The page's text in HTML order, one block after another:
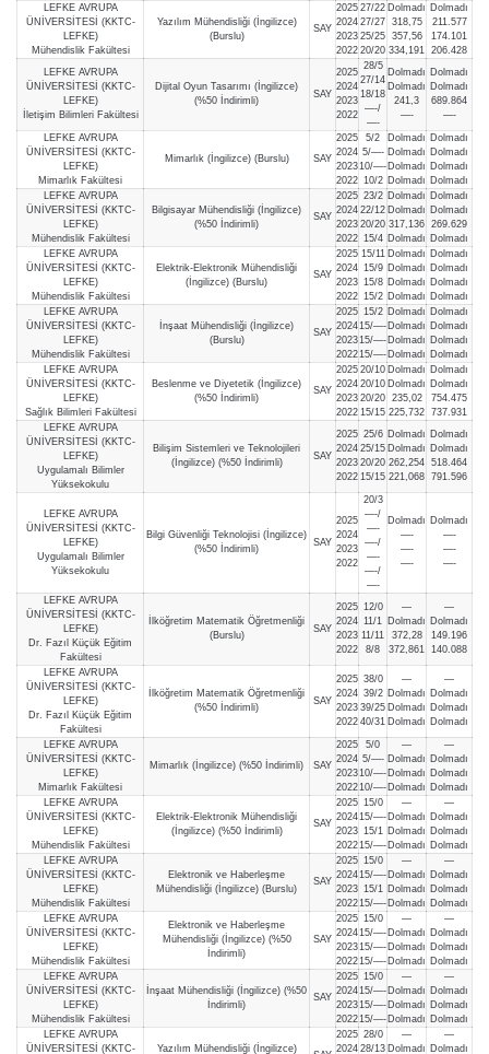
LEFKE AVRUPA
ÜNİVERSİTESİ (KKTC-
LEFKE)
Mühendislik Fakültesi
Yazılım Mühendisliği (İngilizce)
(Burslu)
SAY
2025
2024
2023
2022
27/22
27/27
25/25
20/20
Dolmadı
318,75
357,56
334,191
Dolmadı
211.577
174.101
206.428
LEFKE AVRUPA
ÜNİVERSİTESİ (KKTC-
LEFKE)
İletişim Bilimleri Fakültesi
Dijital Oyun Tasarımı (İngilizce)
(%50 İndirimli)
SAY
2025
2024
2023
2022
28/5
27/14
18/18
—-/
—-
Dolmadı
Dolmadı
241,3
—-
Dolmadı
Dolmadı
689.864
—-
LEFKE AVRUPA
ÜNİVERSİTESİ (KKTC-
LEFKE)
Mimarlık Fakültesi
Mimarlık (İngilizce) (Burslu) SAY
2025
2024
2023
2022
5/2
5/—-
10/—-
10/2
Dolmadı
Dolmadı
Dolmadı
Dolmadı
Dolmadı
Dolmadı
Dolmadı
Dolmadı
LEFKE AVRUPA
ÜNİVERSİTESİ (KKTC-
LEFKE)
Mühendislik Fakültesi
Bilgisayar Mühendisliği (İngilizce)
(%50 İndirimli)
SAY
2025
2024
2023
2022
23/2
22/12
20/20
15/4
Dolmadı
Dolmadı
317,136
Dolmadı
Dolmadı
Dolmadı
269.629
Dolmadı
LEFKE AVRUPA
ÜNİVERSİTESİ (KKTC-
LEFKE)
Mühendislik Fakültesi
Elektrik-Elektronik Mühendisliği
(İngilizce) (Burslu)
SAY
2025
2024
2023
2022
15/11
15/9
15/8
15/2
Dolmadı
Dolmadı
Dolmadı
Dolmadı
Dolmadı
Dolmadı
Dolmadı
Dolmadı
LEFKE AVRUPA
ÜNİVERSİTESİ (KKTC-
LEFKE)
Mühendislik Fakültesi
İnşaat Mühendisliği (İngilizce)
(Burslu)
SAY
2025
2024
2023
2022
15/2
15/—-
15/—-
15/—-
Dolmadı
Dolmadı
Dolmadı
Dolmadı
Dolmadı
Dolmadı
Dolmadı
Dolmadı
LEFKE AVRUPA
ÜNİVERSİTESİ (KKTC-
LEFKE)
Sağlık Bilimleri Fakültesi
Beslenme ve Diyetetik (İngilizce)
(%50 İndirimli)
SAY
2025
2024
2023
2022
20/10
20/10
20/20
15/15
Dolmadı
Dolmadı
235,02
225,732
Dolmadı
Dolmadı
754.475
737.931
LEFKE AVRUPA
ÜNİVERSİTESİ (KKTC-
LEFKE)
Uygulamalı Bilimler
Yüksekokulu
Bilişim Sistemleri ve Teknolojileri
(İngilizce) (%50 İndirimli)
SAY
2025
2024
2023
2022
25/6
25/15
20/20
15/15
Dolmadı
Dolmadı
262,254
221,068
Dolmadı
Dolmadı
518.464
791.596
LEFKE AVRUPA
ÜNİVERSİTESİ (KKTC-
LEFKE)
Uygulamalı Bilimler
Yüksekokulu
Bilgi Güvenliği Teknolojisi (İngilizce)
(%50 İndirimli)
SAY
2025
2024
2023
2022
20/3
—-/
—-
—-/
—-
—-/
—-
Dolmadı
—-
—-
—-
Dolmadı
—-
—-
—-
LEFKE AVRUPA
ÜNİVERSİTESİ (KKTC-
LEFKE)
Dr. Fazıl Küçük Eğitim
Fakültesi
İlköğretim Matematik Öğretmenliği
(Burslu)
SAY
2025
2024
2023
2022
12/0
11/1
11/11
8/8
—
Dolmadı
372,28
372,861
—
Dolmadı
149.196
140.088
LEFKE AVRUPA
ÜNİVERSİTESİ (KKTC-
LEFKE)
Dr. Fazıl Küçük Eğitim
Fakültesi
İlköğretim Matematik Öğretmenliği
(%50 İndirimli)
SAY
2025
2024
2023
2022
38/0
39/2
39/25
40/31
—
Dolmadı
Dolmadı
Dolmadı
—
Dolmadı
Dolmadı
Dolmadı
LEFKE AVRUPA
ÜNİVERSİTESİ (KKTC-
LEFKE)
Mimarlık Fakültesi
Mimarlık (İngilizce) (%50 İndirimli) SAY
2025
2024
2023
2022
5/0
5/—-
10/—-
10/—-
—
Dolmadı
Dolmadı
Dolmadı
—
Dolmadı
Dolmadı
Dolmadı
LEFKE AVRUPA
ÜNİVERSİTESİ (KKTC-
LEFKE)
Mühendislik Fakültesi
Elektrik-Elektronik Mühendisliği
(İngilizce) (%50 İndirimli)
SAY
2025
2024
2023
2022
15/0
15/—-
15/1
15/—-
—
Dolmadı
Dolmadı
Dolmadı
—
Dolmadı
Dolmadı
Dolmadı
LEFKE AVRUPA
ÜNİVERSİTESİ (KKTC-
LEFKE)
Mühendislik Fakültesi
Elektronik ve Haberleşme
Mühendisliği (İngilizce) (Burslu)
SAY
2025
2024
2023
2022
15/0
15/—-
15/1
15/—-
—
Dolmadı
Dolmadı
Dolmadı
—
Dolmadı
Dolmadı
Dolmadı
LEFKE AVRUPA
ÜNİVERSİTESİ (KKTC-
LEFKE)
Mühendislik Fakültesi
Elektronik ve Haberleşme
Mühendisliği (İngilizce) (%50
İndirimli)
SAY
2025
2024
2023
2022
15/0
15/—-
15/—-
15/—-
—
Dolmadı
Dolmadı
Dolmadı
—
Dolmadı
Dolmadı
Dolmadı
LEFKE AVRUPA
ÜNİVERSİTESİ (KKTC-
LEFKE)
Mühendislik Fakültesi
İnşaat Mühendisliği (İngilizce) (%50
İndirimli)
SAY
2025
2024
2023
2022
15/0
15/—-
15/—-
15/—-
—
Dolmadı
Dolmadı
Dolmadı
—
Dolmadı
Dolmadı
Dolmadı
LEFKE AVRUPA
ÜNİVERSİTESİ (KKTC-
Yazılım Mühendisliği (İngilizce)
2025
2024
28/0
28/13
—
Dolmadı
—
Dolmadı